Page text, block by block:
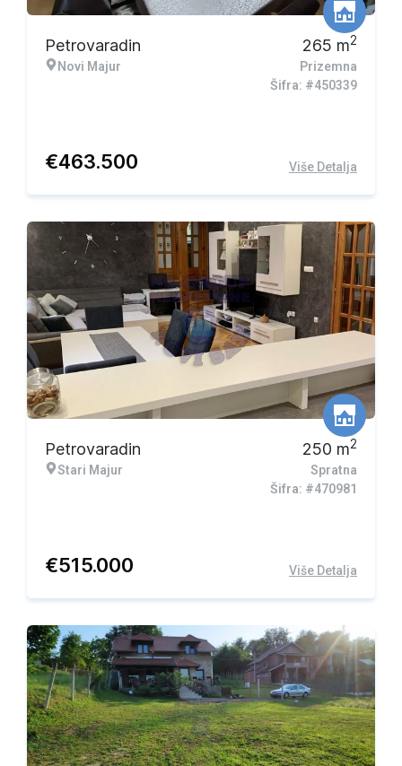
Petrovaradin
Novi Majur
265 m2
Prizemna
Šifra: #450339
€463.500 Više Detalja
Petrovaradin
Stari Majur
250 m2
Spratna
Šifra: #470981
€515.000 Više Detalja